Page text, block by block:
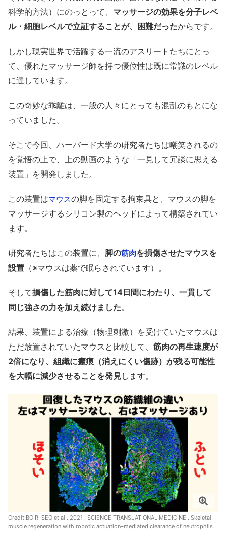
科学的方法）にのっとって、 マッサージの効果を分子レベ
ル・細胞レベルで立証することが、困難だったからです。
しかし現実世界で活躍する一流のアスリートたちにとっ
て、優れたマッサージ師を持つ優位性は既に常識のレベル
に達しています。
この奇妙な乖離は、一般の人々にとっても混乱のもとにな
っていました。
そこで今回、ハーバード大学の研究者たちは嘲笑されるの
を覚悟の上で、上の動画のような「一見して冗談に思える
装置」を開発しました。
この装置はマウスの脚を固定する拘束具と、マウスの脚を
マッサージするシリコン製のヘッドによって構築されてい
ます。
研究者たちはこの装置に、 脚の筋肉を損傷させたマウスを
設置 （※マウスは薬で眠らされています）。
そして損傷した筋肉に対して14日間にわたり、一貫して
同じ強さの力を加え続けました。
結果、装置による治療（物理刺激）を受けていたマウスは
ただ放置されていたマウスと比較して、 筋肉の再生速度が
2倍になり、組織に瘢痕（消えにくい傷跡）が残る可能性
を大幅に減少させることを発見します。
Credit:BO RI SEO et al . 2021 . SCIENCE TRANSLATIONAL MEDICINE . Skeletal
muscle regeneration with robotic actuation–mediated clearance of neutrophils